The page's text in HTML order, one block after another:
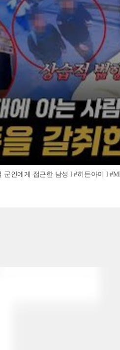
인에게 접근한 남성 l #히든아이 l